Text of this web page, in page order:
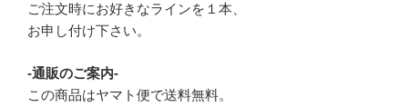
ご注文時にお好きなラインを１本、
お申し付け下さい。
-通販のご案内-
この商品はヤマト便で送料無料。